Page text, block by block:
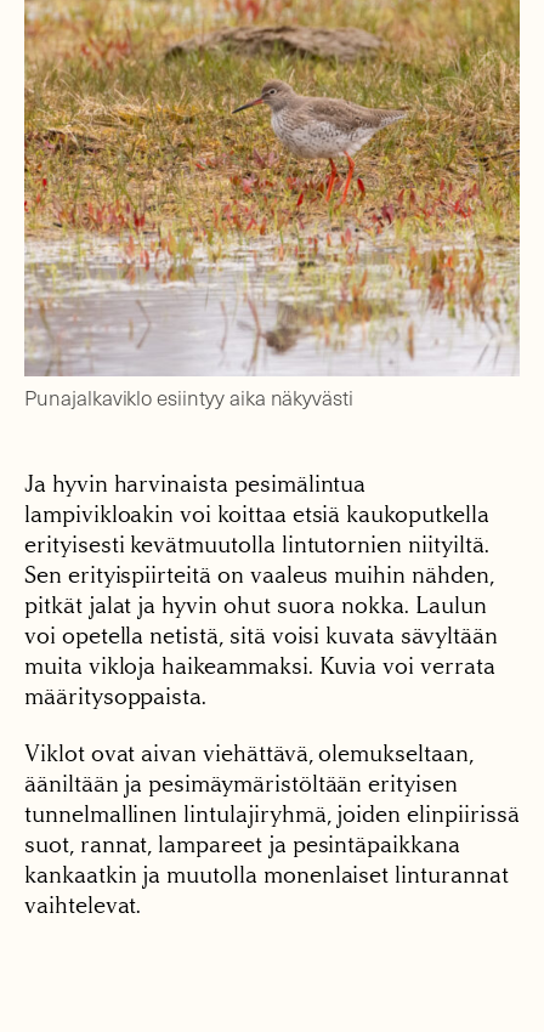
Punajalkaviklo esiintyy aika näkyvästi
Ja hyvin harvinaista pesimälintua
lampivikloakin voi koittaa etsiä kaukoputkella
erityisesti kevätmuutolla lintutornien niityiltä.
Sen erityispiirteitä on vaaleus muihin nähden,
pitkät jalat ja hyvin ohut suora nokka. Laulun
voi opetella netistä, sitä voisi kuvata sävyltään
muita vikloja haikeammaksi. Kuvia voi verrata
määritysoppaista.
Viklot ovat aivan viehättävä, olemukseltaan,
ääniltään ja pesimäymäristöltään erityisen
tunnelmallinen lintulajiryhmä, joiden elinpiirissä
suot, rannat, lampareet ja pesintäpaikkana
kankaatkin ja muutolla monenlaiset linturannat
vaihtelevat.